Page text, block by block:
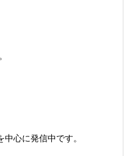
心に発信中です。